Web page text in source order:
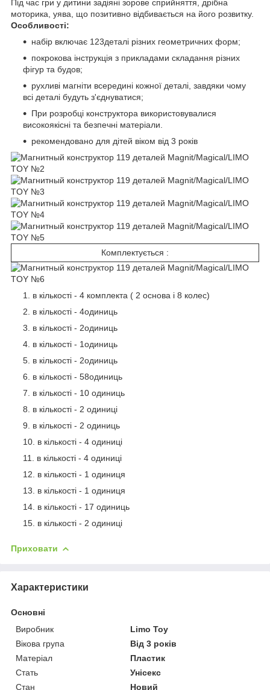
Під час гри у дитини задіяні зорове сприйняття, дрібна
моторика, уява, що позитивно відбивається на його розвитку.
Особливості:
набір включає 123деталі різних геометричних форм;
покрокова інструкція з прикладами складання різних
фігур та будов;
рухливі магніти всередині кожної деталі, завдяки чому
всі деталі будуть з'єднуватися;
При розробці конструктора використовувалися
високоякісні та безпечні матеріали.
рекомендовано для дітей віком від 3 років
Комплектується :
в кількості - 4 комплекта ( 2 основа і 8 колес)
в кількості - 4одиниць
в кількості - 2одиниць
в кількості - 1одиниць
в кількості - 2одиниць
в кількості - 58одиниць
в кількості - 10 одиниць
в кількості - 2 одиниці
в кількості - 2 одиниць
в кількості - 4 одиниці
в кількості - 4 одиниці
в кількості - 1 одиниця
в кількості - 1 одиниця
в кількості - 17 одиниць
в кількості - 2 одиниці
Приховати
Характеристики
Основні
Виробник
Limo Toy
Вікова група
Від 3 років
Матеріал
Пластик
Стать
Унісекс
Стан
Новий